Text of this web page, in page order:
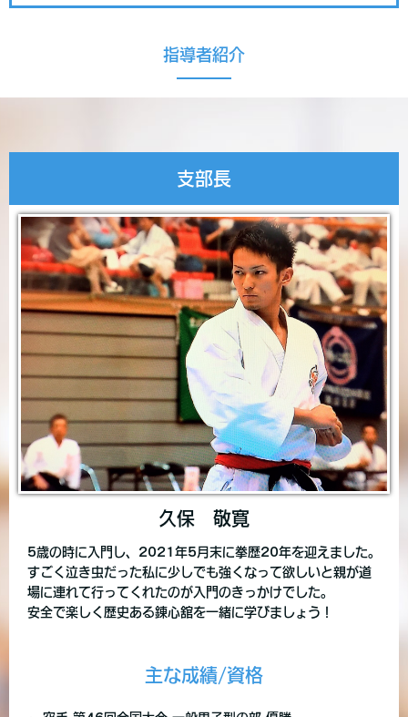
指導者紹介
支部長
久保 敬寛
5歳の時に入門し、2021年5月末に拳歴20年を迎えました。
すごく泣き虫だった私に少しでも強くなって欲しいと親が道
場に連れて行ってくれたのが入門のきっかけでした。
安全で楽しく歴史ある錬心舘を一緒に学びましょう！
主な成績/資格